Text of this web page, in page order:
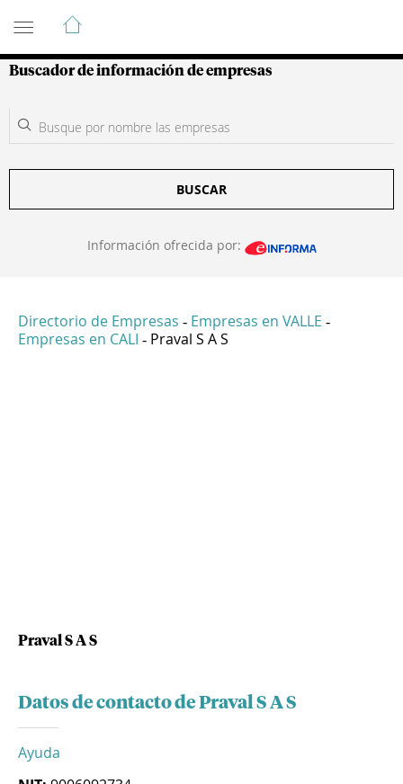
Guía de Empresas Colombianas
Buscador de información de empresas
BUSCAR
Información ofrecida por:
Directorio de Empresas - Empresas en VALLE -
Empresas en CALI - Praval S A S
Praval S A S
Datos de contacto de Praval S A S
Ayuda